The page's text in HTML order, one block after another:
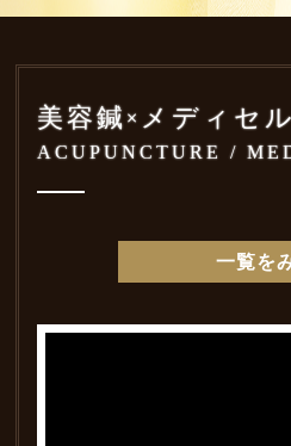
美容鍼×メディセ
ACUPUNCTURE /
一覧を